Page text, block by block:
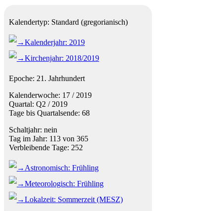
Kalendertyp: Standard (gregorianisch)
Kalenderjahr: 2019
Kirchenjahr: 2018/2019
Epoche: 21. Jahrhundert
Kalenderwoche: 17 / 2019
Quartal: Q2 / 2019
Tage bis Quartalsende: 68
Schaltjahr: nein
Tag im Jahr: 113 von 365
Verbleibende Tage: 252
Astronomisch: Frühling
Meteorologisch: Frühling
Lokalzeit: Sommerzeit (MESZ)